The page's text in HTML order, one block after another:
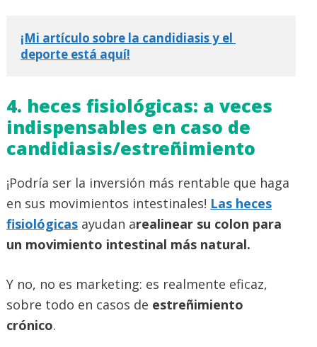
¡Mi artículo sobre la candidiasis y el
deporte está aquí!
4. heces fisiológicas: a veces
indispensables en caso de
candidiasis/estreñimiento
¡Podría ser la inversión más rentable que haga
en sus movimientos intestinales! Las heces
fisiológicas ayudan arealinear su colon para
un movimiento intestinal más natural.
Y no, no es marketing: es realmente eficaz,
sobre todo en casos de estreñimiento
crónico.